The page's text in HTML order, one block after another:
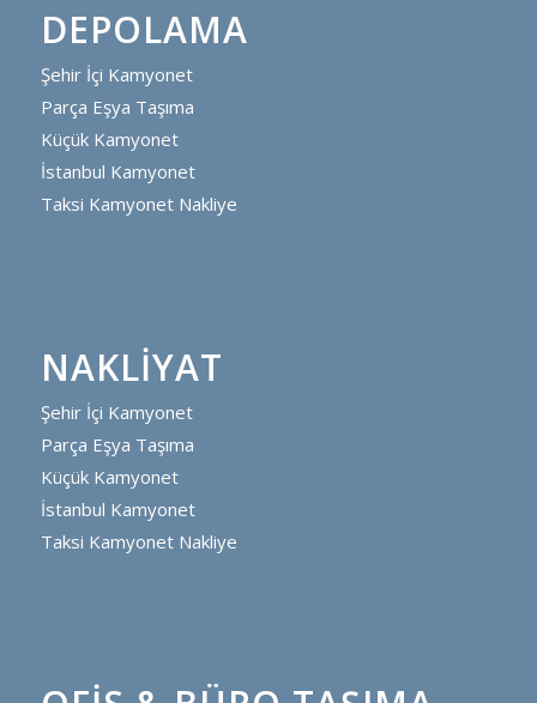
DEPOLAMA
Şehir İçi Kamyonet
Parça Eşya Taşıma
Küçük Kamyonet
İstanbul Kamyonet
Taksi Kamyonet Nakliye
NAKLIYAT
Şehir İçi Kamyonet
Parça Eşya Taşıma
Küçük Kamyonet
İstanbul Kamyonet
Taksi Kamyonet Nakliye